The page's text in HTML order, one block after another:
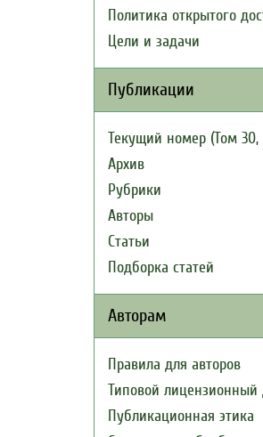
Политика открытого
Цели и задачи
Публикации
Текущий номер (Том
Архив
Рубрики
Авторы
Статьи
Подборка статей
Авторам
Правила для авторов
Типовой лицензионный
Публикационная этика